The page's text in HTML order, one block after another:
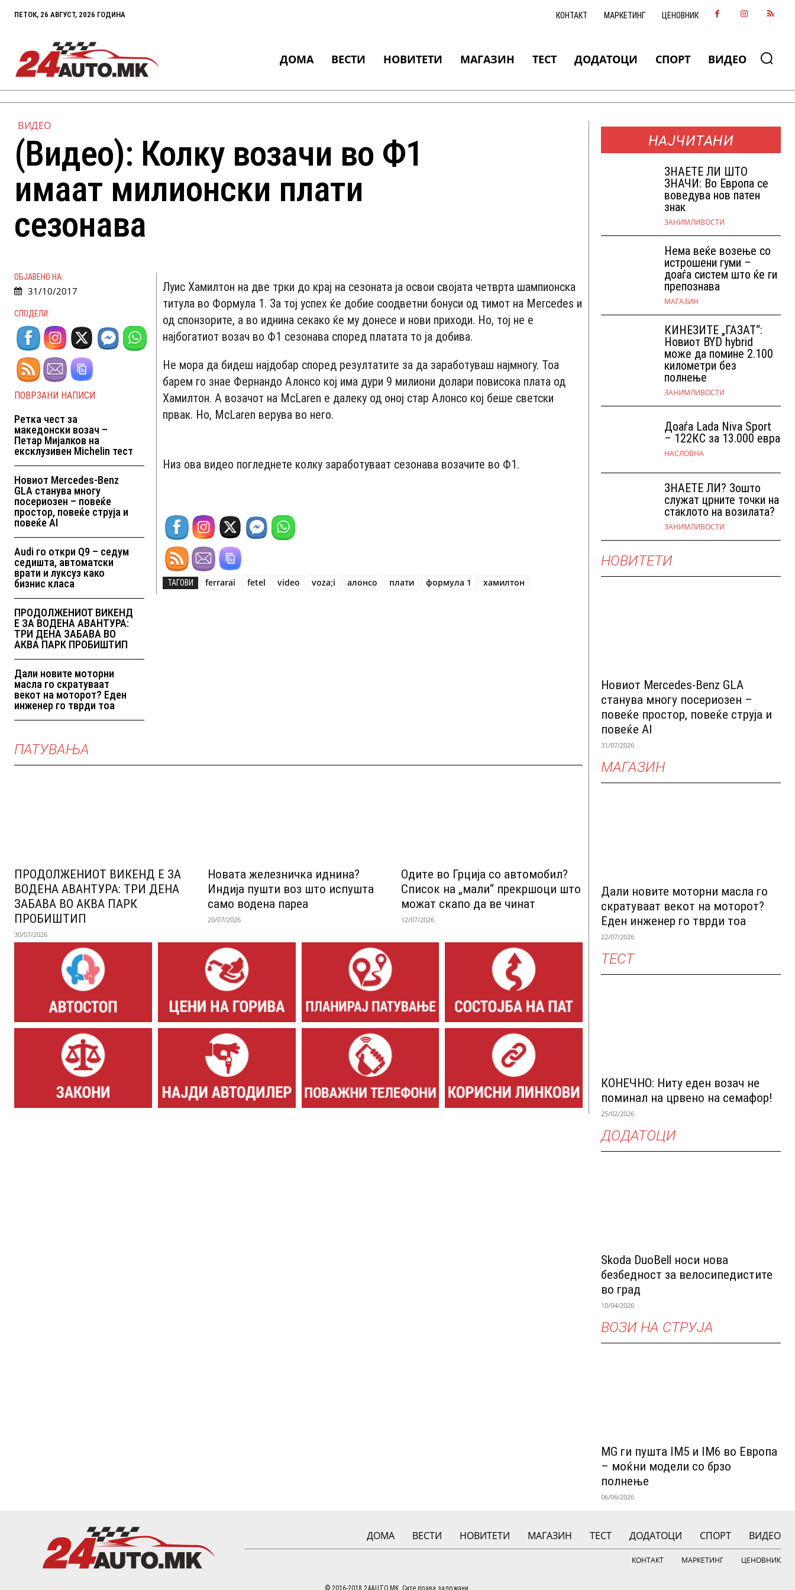
ПЕТОК, 26 АВГУСТ, 2026 ГОДИНА КОНТАКТ МАРКЕТИНГ ЦЕНОВНИК
ДОМА ВЕСТИ НОВИТЕТИ МАГАЗИН ТЕСТ ДОДАТОЦИ СПОРТ ВИДЕО
ВИДЕО
(Видео): Колку возачи во Ф1
имаат милионски плати
сезонава
ОБЈАВЕНО НА:
31/10/2017
СПОДЕЛИ:
ПОВРЗАНИ НАПИСИ
Ретка чест за
македонски возач –
Петар Мијалков на
ексклузивен Michelin тест
Новиот Mercedes-Benz
GLA станува многу
посериозен – повеќе
простор, повеќе струја и
повеќе AI
Audi го откри Q9 – седум
седишта, автоматски
врати и луксуз како
бизнис класа
ПРОДОЛЖЕНИОТ ВИКЕНД
Е ЗА ВОДЕНА АВАНТУРА:
ТРИ ДЕНА ЗАБАВА ВО
АКВА ПАРК ПРОБИШТИП
Дали новите моторни
масла го скратуваат
векот на моторот? Еден
инженер го тврди тоа
Луис Хамилтон на две трки до крај на сезоната ја освои својата четврта шампионска
титула во Формула 1. За тој успех ќе добие соодветни бонуси од тимот на Mercedes и
од спонзорите, а во иднина секако ќе му донесе и нови приходи. Но, тој не е
најбогатиот возач во Ф1 сезонава според платата то ја добива.
Не мора да бидеш најдобар според резултатите за да заработуваш најмногу. Тоа
барем го знае Фернандо Алонсо кој има дури 9 милиони долари повисока плата од
Хамилтон. А возачот на McLaren e далеку од оној стар Алонсо кој беше светски
првак. Но, McLaren верува во него.
Низ ова видео погледнете колку заработуваат сезонава возачите во Ф1.
ТАГОВИ ferrarai fetel video voza;i алонсо плати формула 1 хамилтон
ПАТУВАЊА
ПРОДОЛЖЕНИОТ ВИКЕНД Е ЗА
ВОДЕНА АВАНТУРА: ТРИ ДЕНА
ЗАБАВА ВО АКВА ПАРК
ПРОБИШТИП
30/07/2026
Новата железничка иднина?
Индија пушти воз што испушта
само водена пареа
20/07/2026
Одитe во Грција со автомобил?
Список на „мали“ прекршоци што
можат скапо да ве чинат
12/07/2026
НАЈЧИТАНИ
ЗНАEТЕ ЛИ ШТО
ЗНАЧИ: Во Европа се
воведува нов патен
знак
ЗАНИМЛИВОСТИ
Нема веќе возење со
истрошени гуми –
доаѓа систем што ќе ги
препознава
МАГАЗИН
КИНЕЗИТЕ „ГАЗАТ“:
Новиот BYD hybrid
може да помине 2.100
километри без
полнење
ЗАНИМЛИВОСТИ
Доаѓа Lada Niva Sport
– 122КС за 13.000 евра
НАСЛОВНА
ЗНАЕТЕ ЛИ? Зошто
служат црните точки на
стаклото на возилата?
ЗАНИМЛИВОСТИ
НОВИТЕТИ
Новиот Mercedes-Benz GLA
станува многу посериозен –
повеќе простор, повеќе струја и
повеќе AI
31/07/2026
МАГАЗИН
Дали новите моторни масла го
скратуваат векот на моторот?
Еден инженер го тврди тоа
22/07/2026
ТЕСТ
КОНЕЧНО: Ниту еден возач не
поминал на црвено на семафор!
25/02/2026
ДОДАТОЦИ
Skoda DuoBell носи нова
безбедност за велосипедистите
во град
10/04/2026
ВОЗИ НА СТРУЈА
MG ги пушта IM5 и IM6 во Европа
– моќни модели со брзо
полнење
06/06/2026
ДОМА ВЕСТИ НОВИТЕТИ МАГАЗИН ТЕСТ ДОДАТОЦИ СПОРТ ВИДЕО
КОНТАКТ МАРКЕТИНГ ЦЕНОВНИК
© 2016-2018 24AUTO.MK. Сите права задржани.